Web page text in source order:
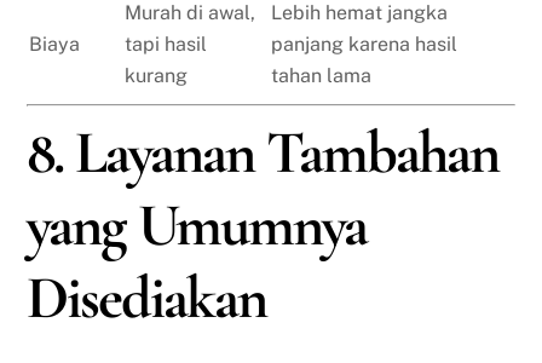
Biaya
Murah di awal,
tapi hasil
kurang
Lebih hemat jangka
panjang karena hasil
tahan lama
8. Layanan Tambahan
yang Umumnya
Disediakan